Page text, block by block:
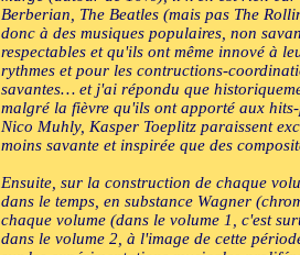
Berberian, The Beatles (mais pas The
donc à des musiques populaires, non
respectables et qu'ils ont même innové à
rythmes et pour les contructions-
savantes… et j'ai répondu que
malgré la fièvre qu'ils ont apporté aux
Nico Muhly, Kasper Toeplitz paraissent
moins savante et inspirée que des
Ensuite, sur la construction de chaque
dans le temps, en substance Wagner
chaque volume (dans le volume 1, c'est
dans le volume 2, à l'image de cette